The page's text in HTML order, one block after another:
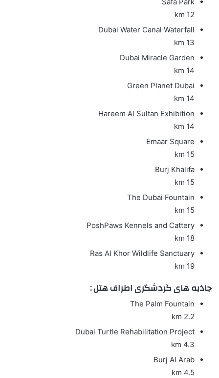
12 km
Dubai Water Canal Waterfall
13 km
Dubai Miracle Garden
14 km
Green Planet Dubai
14 km
Hareem Al Sultan Exhibition
14 km
Emaar Square
15 km
Burj Khalifa
15 km
The Dubai Fountain
15 km
PoshPaws Kennels and Cattery
18 km
Ras Al Khor Wildlife Sanctuary
19 km
جاذبه های گردشگری اطراف هتل :
The Palm Fountain
2.2 km
Dubai Turtle Rehabilitation Project
4.3 km
Burj Al Arab
4.5 km